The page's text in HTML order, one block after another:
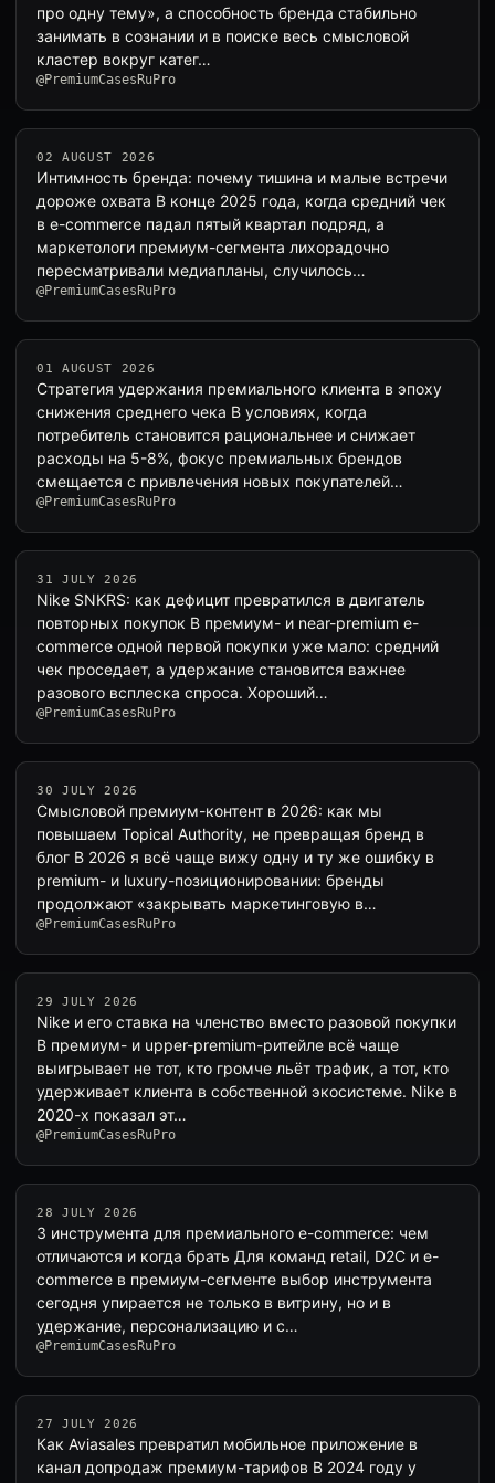
про одну тему», а способность бренда стабильно
занимать в сознании и в поиске весь смысловой
кластер вокруг катег…
@PremiumCasesRuPro
02 AUGUST 2026
Интимность бренда: почему тишина и малые встречи
дороже охвата В конце 2025 года, когда средний чек
в e-commerce падал пятый квартал подряд, а
маркетологи премиум-сегмента лихорадочно
пересматривали медиапланы, случилось…
@PremiumCasesRuPro
01 AUGUST 2026
Стратегия удержания премиального клиента в эпоху
снижения среднего чека В условиях, когда
потребитель становится рациональнее и снижает
расходы на 5-8%, фокус премиальных брендов
смещается с привлечения новых покупателей…
@PremiumCasesRuPro
31 JULY 2026
Nike SNKRS: как дефицит превратился в двигатель
повторных покупок В премиум- и near-premium e-
commerce одной первой покупки уже мало: средний
чек проседает, а удержание становится важнее
разового всплеска спроса. Хороший…
@PremiumCasesRuPro
30 JULY 2026
Смысловой премиум-контент в 2026: как мы
повышаем Topical Authority, не превращая бренд в
блог В 2026 я всё чаще вижу одну и ту же ошибку в
premium- и luxury-позиционировании: бренды
продолжают «закрывать маркетинговую в…
@PremiumCasesRuPro
29 JULY 2026
Nike и его ставка на членство вместо разовой покупки
В премиум- и upper-premium-ритейле всё чаще
выигрывает не тот, кто громче льёт трафик, а тот, кто
удерживает клиента в собственной экосистеме. Nike в
2020-х показал эт…
@PremiumCasesRuPro
28 JULY 2026
3 инструмента для премиального e-commerce: чем
отличаются и когда брать Для команд retail, D2C и e-
commerce в премиум-сегменте выбор инструмента
сегодня упирается не только в витрину, но и в
удержание, персонализацию и с…
@PremiumCasesRuPro
27 JULY 2026
Как Aviasales превратил мобильное приложение в
канал допродаж премиум-тарифов В 2024 году у